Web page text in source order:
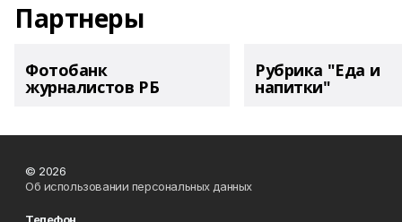
Партнеры
Фотобанк
журналистов РБ
Рубрика "Еда и
напитки"
© 2026
Об использовании персональных данных